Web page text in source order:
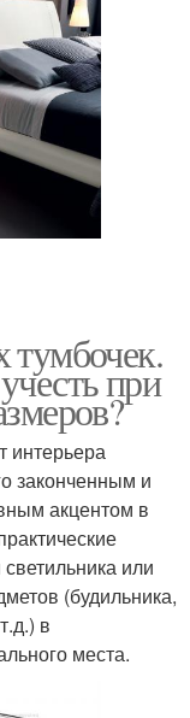
тумбочек.
при
интерьера
законченным и
акцентом в
или
(будильника,
в
места.